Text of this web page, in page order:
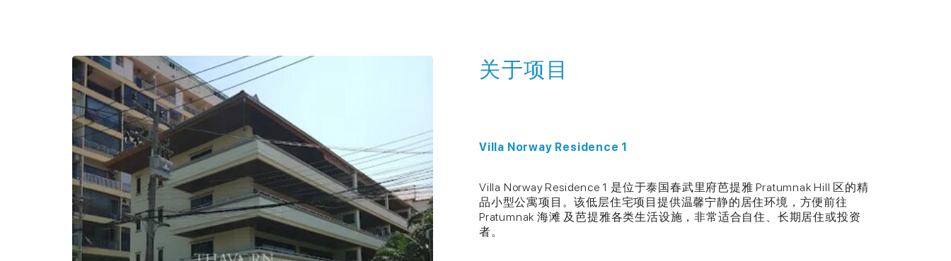
关于项目
Villa Norway Residence 1
Villa Norway Residence 1 是位于泰国春武里府芭提雅 Pratumnak Hill 区的精
品小型公寓项目。该低层住宅项目提供温馨宁静的居住环境，方便前往
Pratumnak 海滩 及芭提雅各类生活设施，非常适合自住、长期居住或投资
者。